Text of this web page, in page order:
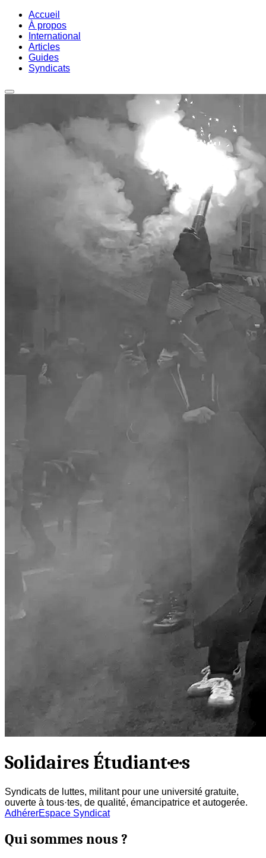
Accueil
À propos
International
Articles
Guides
Syndicats
Solidaires Étudiant·e·s
Syndicats de luttes, militant pour une université gratuite,
ouverte à tous·tes, de qualité, émancipatrice et autogerée.
AdhérerEspace Syndicat
Qui sommes nous ?